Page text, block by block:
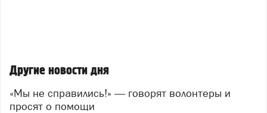
второй шанс внести свой вклад.
Поэтому волонтёры повторяют
акцию — добровольцев ждут 8 и 9 августа (суббота и
Другие новости дня
«Мы не справились!» — говорят волонтеры и
просят о помощи